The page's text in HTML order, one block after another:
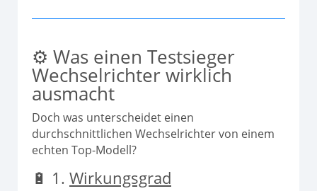
⚙️ Was einen Testsieger
Wechselrichter wirklich
ausmacht
Doch was unterscheidet einen
durchschnittlichen Wechselrichter von einem
echten Top-Modell?
🔋 1. Wirkungsgrad